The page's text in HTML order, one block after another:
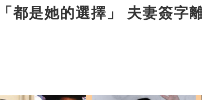
都是她的選擇」 夫妻簽字